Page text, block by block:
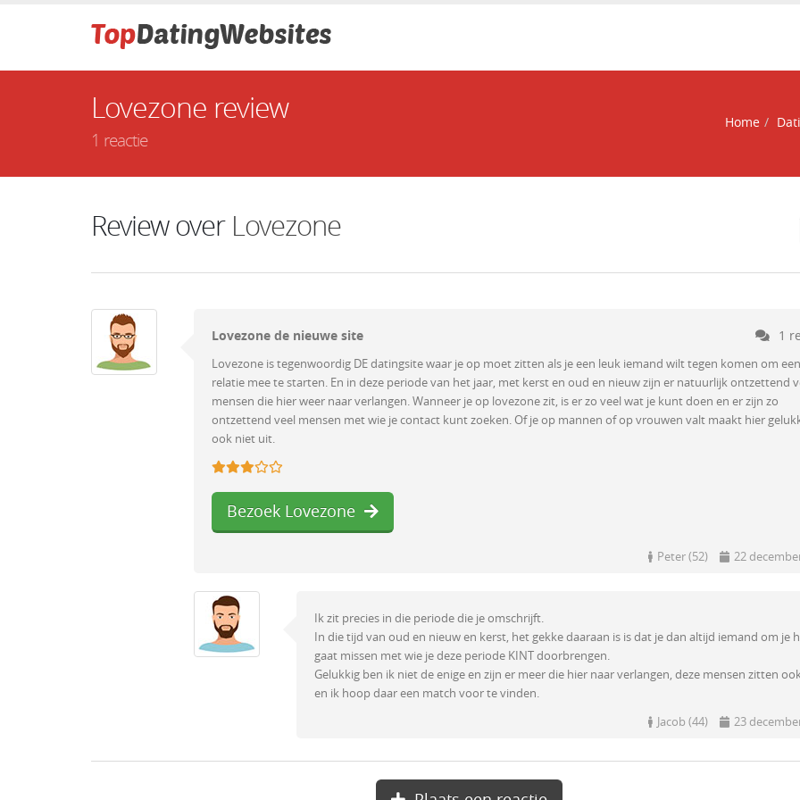
Lovezone review
1 reactie
Home
Review over Lovezone
Lovezone de nieuwe site 1
Lovezone is tegenwoordig DE datingsite waar je op moet zitten als je een leuk iemand wilt tegen komen om een
relatie mee te starten. En in deze periode van het jaar, met kerst en oud en nieuw zijn er natuurlijk ontzettend
mensen die hier weer naar verlangen. Wanneer je op lovezone zit, is er zo veel wat je kunt doen en er zijn zo
ontzettend veel mensen met wie je contact kunt zoeken. Of je op mannen of op vrouwen valt maakt hier
ook niet uit.
Bezoek Lovezone
Peter (52) 22
Ik zit precies in die periode die je omschrijft.
In die tijd van oud en nieuw en kerst, het gekke daaraan is is dat je dan altijd iemand om je
gaat missen met wie je deze periode KINT doorbrengen.
Gelukkig ben ik niet de enige en zijn er meer die hier naar verlangen, deze mensen zitten
en ik hoop daar een match voor te vinden.
Jacob (44) 23